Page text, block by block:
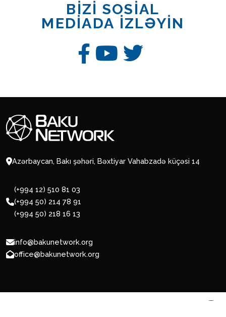
BİZİ SOSİAL
MEDİADA İZLƏYİN
Azərbaycan, Bakı şəhəri, Bəxtiyar Vahabzadə küçəsi 14
(+994 12) 510 81 03
(+994 50) 214 78 91
(+994 50) 218 16 13
info@bakunetwork.org
office@bakunetwork.org